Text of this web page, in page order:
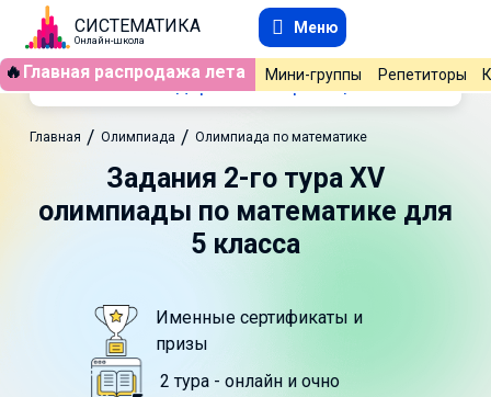
СИСТЕМАТИКА
Онлайн-школа
Меню
🔥 Главная распродажа лета Мини-группы Репетиторы
Главная / Олимпиада / Олимпиада по математике
Задания 2-го тура XV
олимпиады по математике для
5 класса
Именные сертификаты и
призы
2 тура - онлайн и очно
Содержание страницы